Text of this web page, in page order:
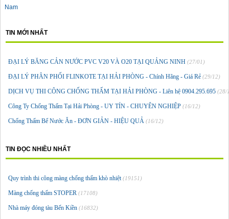
Nam
TIN MỚI NHẤT
ĐẠI LÝ BĂNG CẢN NƯỚC PVC V20 VÀ O20 TẠI QUẢNG NINH (27/01)
ĐẠI LÝ PHÂN PHỐI FLINKOTE TẠI HẢI PHÒNG - Chính Hãng - Giá Rẻ (29/12)
DỊCH VỤ THI CÔNG CHỐNG THẤM TẠI HẢI PHÒNG - Liên hệ 0904.295.695 (28/
Công Ty Chống Thấm Tại Hải Phòng - UY TÍN - CHUYÊN NGHIỆP (16/12)
Chống Thấm Bể Nước Ăn - ĐƠN GIẢN - HIỆU QUẢ (16/12)
TIN ĐỌC NHIỀU NHẤT
Quy trình thi công màng chống thấm khò nhiệt(19151)
Màng chống thấm STOPER (17108)
Nhà máy đóng tàu Bến Kiền (16832)